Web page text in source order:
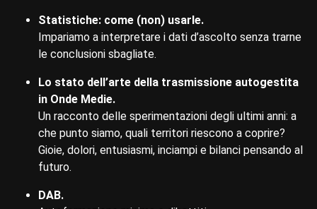
Statistiche: come (non) usarle.
Impariamo a interpretare i dati d’ascolto senza trarne
le conclusioni sbagliate.
Lo stato dell’arte della trasmissione autogestita
in Onde Medie.
Un racconto delle sperimentazioni degli ultimi anni: a
che punto siamo, quali territori riescono a coprire?
Gioie, dolori, entusiasmi, inciampi e bilanci pensando al
futuro.
DAB.